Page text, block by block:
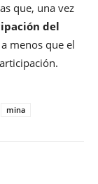
que, una vez
del
a menos que el
mina